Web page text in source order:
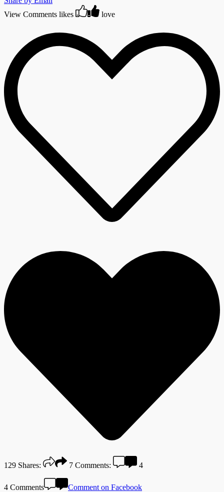
View Comments likes love
129 Shares: 7 Comments: 4
4 Comments Comment on Facebook